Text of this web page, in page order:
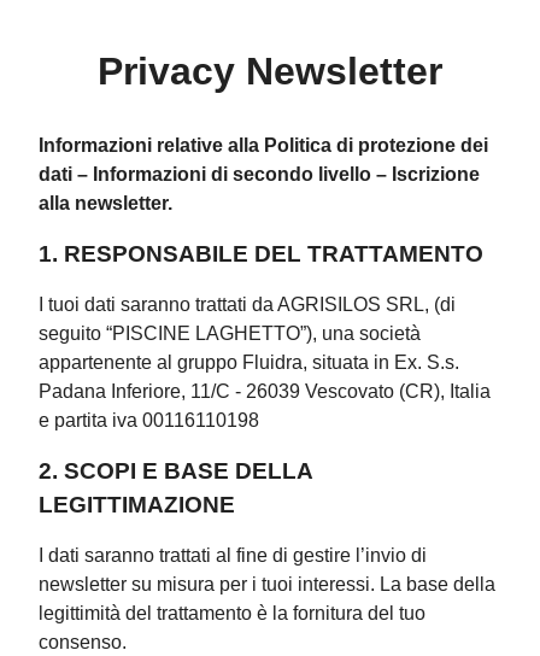
Privacy Newsletter
Informazioni relative alla Politica di protezione dei
dati – Informazioni di secondo livello – Iscrizione
alla newsletter.
1. RESPONSABILE DEL TRATTAMENTO
I tuoi dati saranno trattati da AGRISILOS SRL, (di
seguito “PISCINE LAGHETTO”), una società
appartenente al gruppo Fluidra, situata in Ex. S.s.
Padana Inferiore, 11/C - 26039 Vescovato (CR), Italia
e partita iva 00116110198
2. SCOPI E BASE DELLA
LEGITTIMAZIONE
I dati saranno trattati al fine di gestire l’invio di
newsletter su misura per i tuoi interessi. La base della
legittimità del trattamento è la fornitura del tuo
consenso.